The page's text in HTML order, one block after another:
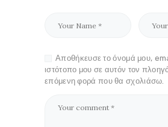
Αποθήκευσε το όνομά μου,
ιστότοπο μου σε αυτόν τον
επόμενη φορά που θα σχολιάσω.